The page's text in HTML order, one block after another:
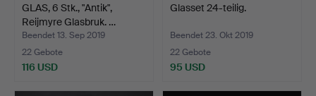
GLAS, 6 Stk., "Antik",
Reijmyre Glasbruk. …
Beendet 13. Sep 2019
22 Gebote
116 USD
Glasset 24-teilig.
Beendet 23. Okt 2019
22 Gebote
95 USD